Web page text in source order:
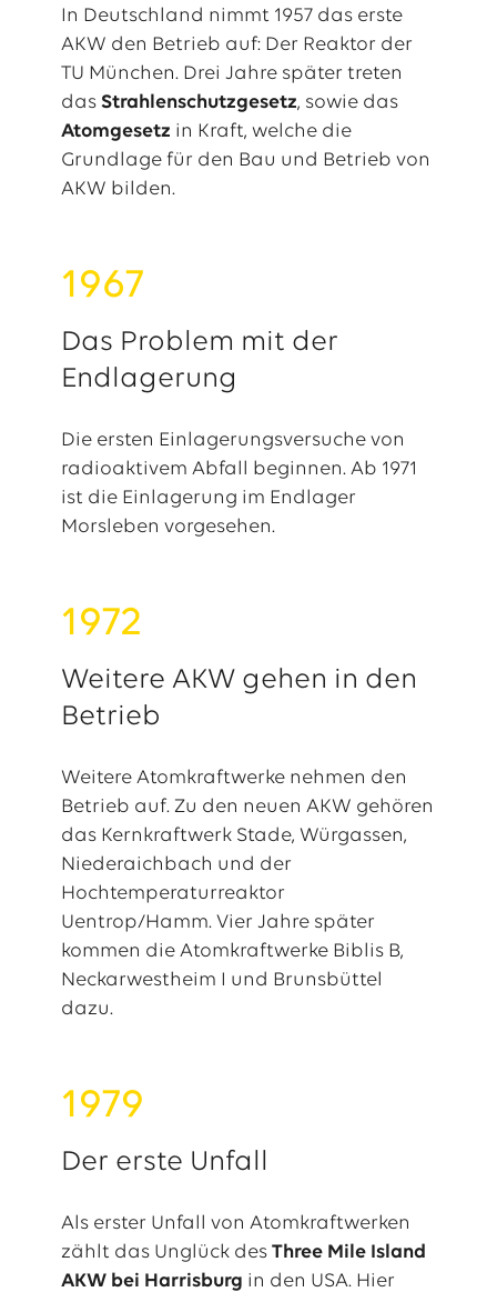
In Deutschland nimmt 1957 das erste
AKW den Betrieb auf: Der Reaktor der
TU München. Drei Jahre später treten
das Strahlenschutzgesetz, sowie das
Atomgesetz in Kraft, welche die
Grundlage für den Bau und Betrieb von
AKW bilden.
Das Problem mit der
Endlagerung
Die ersten Einlagerungsversuche von
radioaktivem Abfall beginnen. Ab 1971
ist die Einlagerung im Endlager
Morsleben vorgesehen.
1967
Weitere AKW gehen in den
Betrieb
Weitere Atomkraftwerke nehmen den
Betrieb auf. Zu den neuen AKW gehören
das Kernkraftwerk Stade, Würgassen,
Niederaichbach und der
Hochtemperaturreaktor
Uentrop/Hamm. Vier Jahre später
kommen die Atomkraftwerke Biblis B,
Neckarwestheim I und Brunsbüttel
dazu.
1972
Der erste Unfall
Als erster Unfall von Atomkraftwerken
zählt das Unglück des Three Mile Island
AKW bei Harrisburg in den USA. Hier
1979